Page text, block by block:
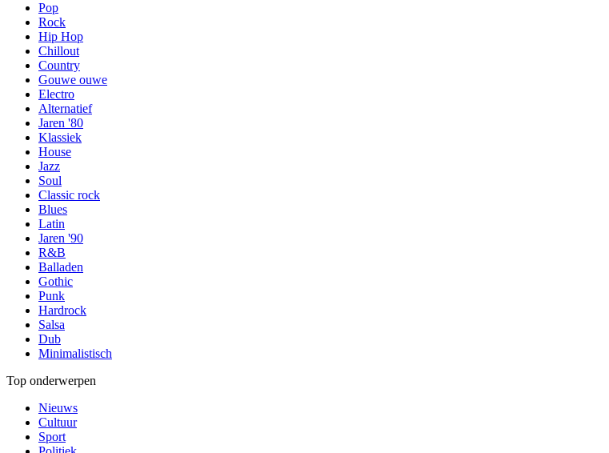
Pop
Rock
Hip Hop
Chillout
Country
Gouwe ouwe
Electro
Alternatief
Jaren '80
Klassiek
House
Jazz
Soul
Classic rock
Blues
Latin
Jaren '90
R&B
Balladen
Gothic
Punk
Hardrock
Salsa
Dub
Minimalistisch
Top onderwerpen
Nieuws
Cultuur
Sport